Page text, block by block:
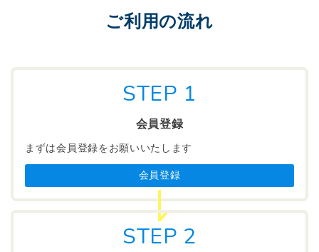
ご利用の流れ
STEP 1
会員登録
まずは会員登録をお願いいたします
会員登録
STEP 2